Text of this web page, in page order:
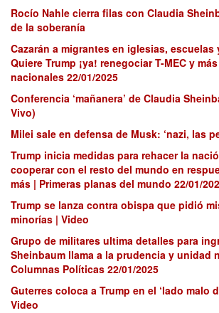
Rocío Nahle cierra filas con Claudia
de la soberanía
Cazarán a migrantes en iglesias,
Quiere Trump ¡ya! renegociar T-MEC y
nacionales 22/01/2025
Conferencia ‘mañanera’ de Claudia
Vivo)
Milei sale en defensa de Musk: ‘nazi, las
Trump inicia medidas para rehacer la
cooperar con el resto del mundo en
más | Primeras planas del mundo 22/01/
Trump se lanza contra obispa que pidió
minorías | Video
Grupo de militares ultima detalles para
Sheinbaum llama a la prudencia y unidad
Columnas Políticas 22/01/2025
Guterres coloca a Trump en el ‘lado malo
Video